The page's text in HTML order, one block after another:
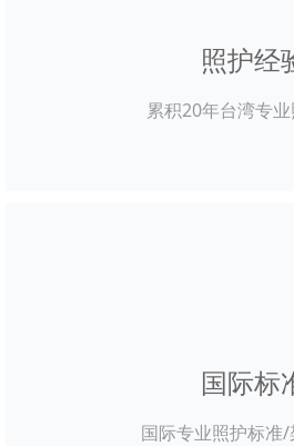
累积20年台湾专
照护经
国际专业照护标准
国际标